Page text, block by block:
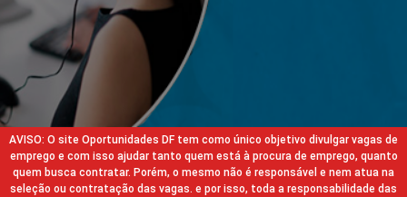
AVISO: O site Oportunidades DF tem como único objetivo divulgar vagas de
emprego e com isso ajudar tanto quem está à procura de emprego, quanto
quem busca contratar. Porém, o mesmo não é responsável e nem atua na
seleção ou contratação das vagas. e por isso, toda a responsabilidade das